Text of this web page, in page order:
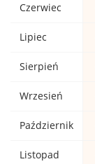
Czerwiec
Lipiec
Sierpień
Wrzesień
Październik
Listopad